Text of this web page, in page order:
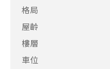
格局
屋齡
樓層
車位